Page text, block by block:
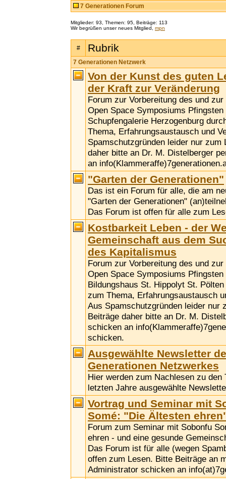
7 Generationen Forum
Mitglieder: 93, Themen: 95, Beiträge: 113
Wir begrüßen unser neues Mitglied, mpn
# Rubrik
7 Generationen Netzwerk
Von der Kunst des guten
der Kraft zur Veränderung
Forum zur Vorbereitung des und
Open Space Symposiums Pfingsten
Schupfengalerie Herzogenburg
Thema, Erfahrungsaustausch und
Spamschutzgründen leider nur zum
daher bitte an Dr. M. Distelberger
an
"Garten der Generationen"
Das ist ein Forum für alle, die am
"Garten der Generationen"
Das Forum ist offen für alle zum
Kostbarkeit Leben - der
Gemeinschaft aus dem
des Kapitalismus
Forum zur Vorbereitung des und
Open Space Symposiums Pfingsten
Bildungshaus St. Hippolyt St.
zum Thema, Erfahrungsaustausch
Aus Spamschutzgründen leider nur
Beiträge daher bitte an Dr. M.
schicken an
schicken.
Ausgewählte Newsletter
Generationen Netzwerkes
Hier werden zum Nachlesen zu den
letzten Jahre ausgewählte
Vortrag und Seminar mit
Somé: "Die Ältesten
Forum zum Seminar mit Sobonfu
ehren - und eine gesunde
Das Forum ist für alle (wegen
offen zum Lesen. Bitte Beiträge an
Administrator schicken an